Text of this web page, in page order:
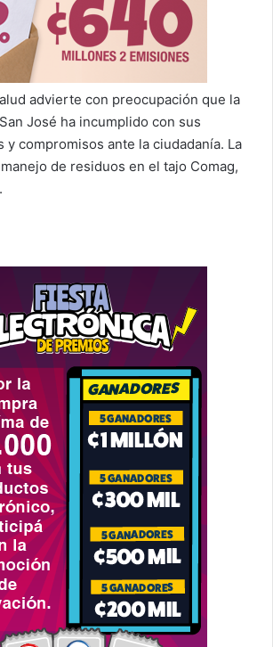
advierte con preocupación que la
José ha incumplido con sus
y compromisos ante la ciudadanía. La
de residuos en el tajo Comag,